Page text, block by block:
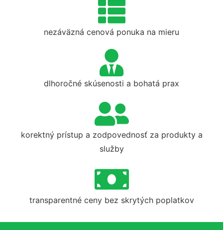
nezáväzná cenová ponuka na mieru
dlhoročné skúsenosti a bohatá prax
korektný prístup a zodpovednosť za produkty a
služby
transparentné ceny bez skrytých poplatkov